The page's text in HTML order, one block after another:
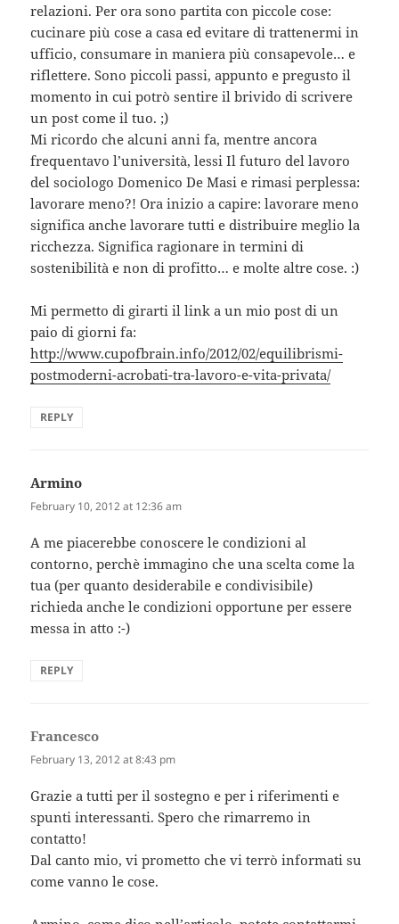
relazioni. Per ora sono partita con piccole cose:
cucinare più cose a casa ed evitare di trattenermi in
ufficio, consumare in maniera più consapevole… e
riflettere. Sono piccoli passi, appunto e pregusto il
momento in cui potrò sentire il brivido di scrivere
un post come il tuo. ;)
Mi ricordo che alcuni anni fa, mentre ancora
frequentavo l’università, lessi Il futuro del lavoro
del sociologo Domenico De Masi e rimasi perplessa:
lavorare meno?! Ora inizio a capire: lavorare meno
significa anche lavorare tutti e distribuire meglio la
ricchezza. Significa ragionare in termini di
sostenibilità e non di profitto… e molte altre cose. :)
Mi permetto di girarti il link a un mio post di un
paio di giorni fa:
http://www.cupofbrain.info/2012/02/equilibrismi-
postmoderni-acrobati-tra-lavoro-e-vita-privata/
REPLY
Armino
February 10, 2012 at 12:36 am
A me piacerebbe conoscere le condizioni al
contorno, perchè immagino che una scelta come la
tua (per quanto desiderabile e condivisibile)
richieda anche le condizioni opportune per essere
messa in atto :-)
REPLY
Francesco
February 13, 2012 at 8:43 pm
Grazie a tutti per il sostegno e per i riferimenti e
spunti interessanti. Spero che rimarremo in
contatto!
Dal canto mio, vi prometto che vi terrò informati su
come vanno le cose.